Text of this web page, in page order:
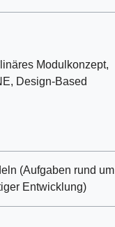
Modulkonzept,
Design-Based
(Aufgaben rund um
Entwicklung)